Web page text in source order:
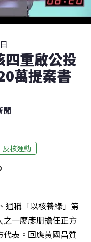
四重啟公投
萬提案書
聞
反核運動
通稱「以核養綠」第
一廖彥朋擔任正方
表。回應黃國昌質